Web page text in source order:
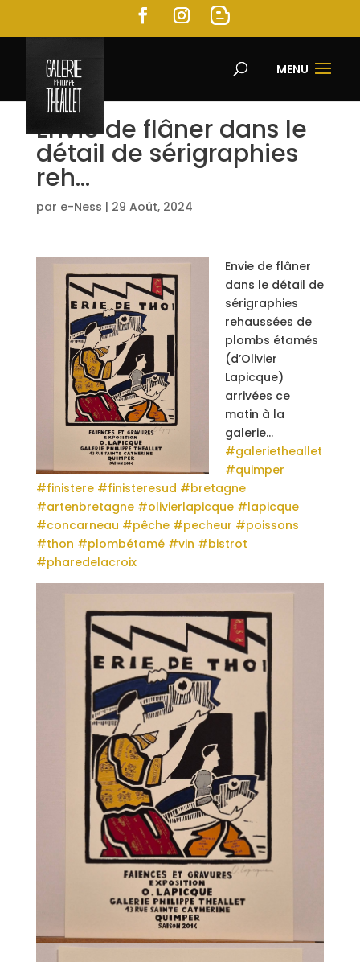
MENU
Envie de flâner dans le
détail de sérigraphies
reh…
par e-Ness | 29 Août, 2024
Envie de flâner
dans le détail de
sérigraphies
rehaussées de
plombs étamés
(d’Olivier
Lapicque)
arrivées ce
matin à la
galerie…
#galerietheallet
#quimper
#finistere #finisteresud #bretagne
#artenbretagne #olivierlapicque #lapicque
#concarneau #pêche #pecheur #poissons
#thon #plombétamé #vin #bistrot
#pharedelacroix